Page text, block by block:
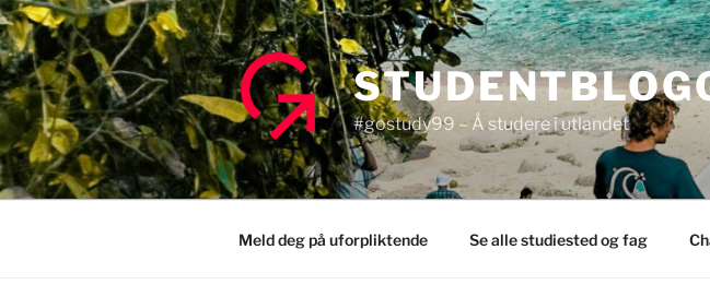
Gå
til
innhold
#gostudy99 – Å studere i utlandet
Meld deg på uforpliktende Se alle studiested og fag